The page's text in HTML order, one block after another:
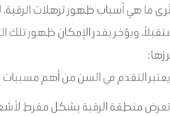
تُرى ما هي أسباب ظهور ترهلات
ويؤخر بقدر الإمكان ظهور
يعتبر التقدم في السن من أهم مسببات
تعرض منطقة الرقبة بشكل مفرط